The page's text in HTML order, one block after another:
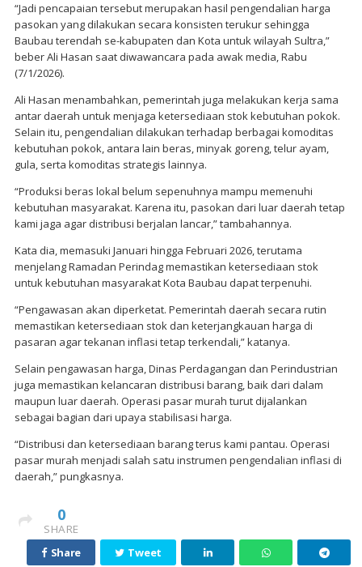
“Jadi pencapaian tersebut merupakan hasil pengendalian harga
pasokan yang dilakukan secara konsisten terukur sehingga
Baubau terendah se-kabupaten dan Kota untuk wilayah Sultra,”
beber Ali Hasan saat diwawancara pada awak media, Rabu
(7/1/2026).
Ali Hasan menambahkan, pemerintah juga melakukan kerja sama
antar daerah untuk menjaga ketersediaan stok kebutuhan pokok.
Selain itu, pengendalian dilakukan terhadap berbagai komoditas
kebutuhan pokok, antara lain beras, minyak goreng, telur ayam,
gula, serta komoditas strategis lainnya.
“Produksi beras lokal belum sepenuhnya mampu memenuhi
kebutuhan masyarakat. Karena itu, pasokan dari luar daerah tetap
kami jaga agar distribusi berjalan lancar,” tambahannya.
Kata dia, memasuki Januari hingga Februari 2026, terutama
menjelang Ramadan Perindag memastikan ketersediaan stok
untuk kebutuhan masyarakat Kota Baubau dapat terpenuhi.
“Pengawasan akan diperketat. Pemerintah daerah secara rutin
memastikan ketersediaan stok dan keterjangkauan harga di
pasaran agar tekanan inflasi tetap terkendali,” katanya.
Selain pengawasan harga, Dinas Perdagangan dan Perindustrian
juga memastikan kelancaran distribusi barang, baik dari dalam
maupun luar daerah. Operasi pasar murah turut dijalankan
sebagai bagian dari upaya stabilisasi harga.
“Distribusi dan ketersediaan barang terus kami pantau. Operasi
pasar murah menjadi salah satu instrumen pengendalian inflasi di
daerah,” pungkasnya.
0
SHARE
Share
Tweet